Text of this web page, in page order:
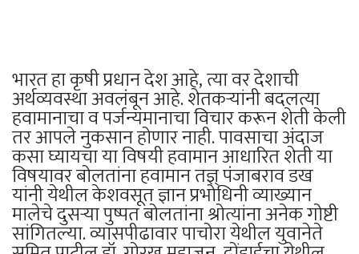
भारत हा कृषी प्रधान देश आहे, त्या वर देशाची
अर्थव्यवस्था अवलंबून आहे. शेतकऱ्यांनी बदलत्या
हवामानाचा व पर्जन्यमानाचा विचार करून शेती केली
तर आपले नुकसान होणार नाही. पावसाचा अंदाज
कसा घ्यायचा या विषयी हवामान आधारित शेती या
विषयावर बोलतांना हवामान तज्ञ् पंजाबराव डख
यांनी येथील केशवसूत ज्ञान प्रभोधिनी व्याख्यान
मालेचे दुसऱ्या पुष्पत बोलतांना श्रोत्यांना अनेक गोष्टी
सांगितल्या. व्यासपीढावार पाचोरा येथील युवानेते